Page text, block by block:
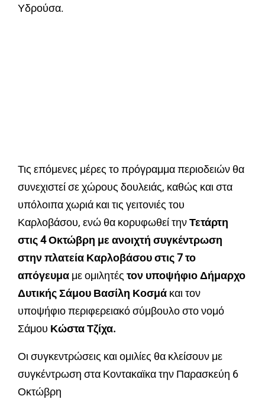
Υδρούσα.
Τις επόμενες μέρες το πρόγραμμα περιοδειών θα
συνεχιστεί σε χώρους δουλειάς, καθώς και στα
υπόλοιπα χωριά και τις γειτονιές του
Καρλοβάσου, ενώ θα κορυφωθεί τηνΤετάρτη
στις 4 Οκτώβρη με ανοιχτή συγκέντρωση
στην πλατεία Καρλοβάσου στις 7 το
απόγευμα με ομιλητές τον υποψήφιο Δήμαρχο
Δυτικής Σάμου Βασίλη Κοσμά και τον
υποψήφιο περιφερειακό σύμβουλο στο νομό
Σάμου Κώστα Τζίχα.
Οι συγκεντρώσεις και ομιλίες θα κλείσουν με
συγκέντρωση στα Κοντακαϊκα την Παρασκεύη 6
Οκτώβρη